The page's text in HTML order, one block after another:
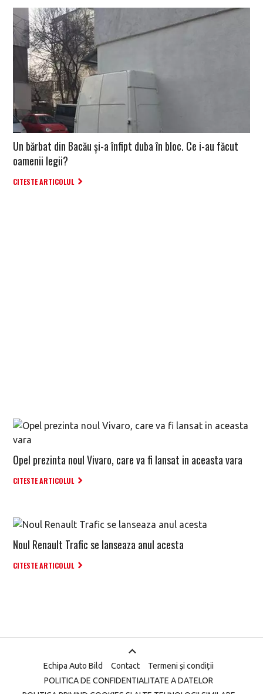
Un bărbat din Bacău și-a înfipt duba în bloc. Ce i-au făcut
oamenii legii?
CITESTE ARTICOLUL
Opel prezinta noul Vivaro, care va fi lansat in aceasta vara
CITESTE ARTICOLUL
Noul Renault Trafic se lanseaza anul acesta
CITESTE ARTICOLUL
Echipa Auto Bild Contact
Termeni și condiții
POLITICA DE CONFIDENTIALITATE A DATELOR